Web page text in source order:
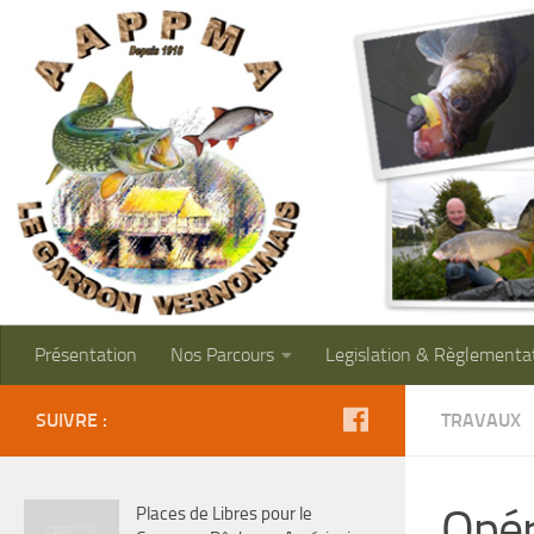
Présentation Nos Parcours Legislation &
TRAVAUX
SUIVRE :
Places de Libres pour le